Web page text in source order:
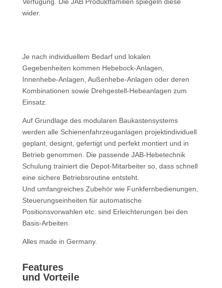
wider.
Je nach indi­viduellem Bedarf und lokalen
Gegebenheiten kommen Hebebock-Anlagen,
Innenhebe-Anlagen, Außenhebe-Anlagen oder deren
Kombinationen sowie Drehgestell-Hebe­anlagen zum
Einsatz.
Auf Grundlage des modularen Baukasten­systems
werden alle Schienen­fahrzeug­anlagen projektindividuell
geplant, designt, gefertigt und perfekt montiert und in
Betrieb genommen. Die passende JAB-Hebetechnik
Schulung trainiert die Depot-Mitarbeiter so, dass schnell
eine sichere Betriebsroutine entsteht.
Und umfangreiches Zubehör wie Funkfernbedienungen,
Steuerungseinheiten für automatische
Positionsvorwahlen etc. sind Erleichterungen bei den
Basis-Arbeiten.
Alles made in Germany.
Features
und Vorteile